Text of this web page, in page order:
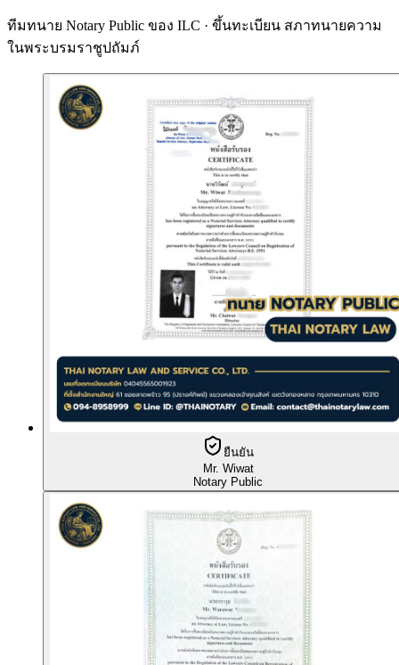
ทีมทนาย Notary Public ของ ILC · ขึ้นทะเบียน สภาทนายความ
ในพระบรมราชูปถัมภ์
ยืนยัน
Mr. Wiwat
Notary Public